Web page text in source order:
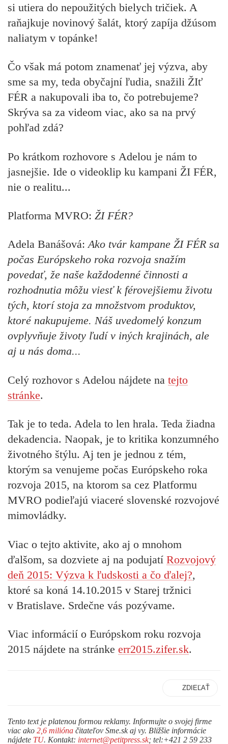
si utiera do nepoužitých bielych tričiek. A
raňajkuje novinový šalát, ktorý zapíja džúsom
naliatym v topánke!
Čo však má potom znamenať jej výzva, aby
sme sa my, teda obyčajní ľudia, snažili ŽIť
FÉR a nakupovali iba to, čo potrebujeme?
Skrýva sa za videom viac, ako sa na prvý
pohľad zdá?
Po krátkom rozhovore s Adelou je nám to
jasnejšie. Ide o videoklip ku kampani ŽI FÉR,
nie o realitu...
Platforma MVRO: ŽI FÉR?
Adela Banášová: Ako tvár kampane ŽI FÉR sa
počas Európskeho roka rozvoja snažím
povedať, že naše každodenné činnosti a
rozhodnutia môžu viesť k férovejšiemu životu
tých, ktorí stoja za množstvom produktov,
ktoré nakupujeme. Náš uvedomelý konzum
ovplyvňuje životy ľudí v iných krajinách, ale
aj u nás doma...
Celý rozhovor s Adelou nájdete na tejto
stránke.
Tak je to teda. Adela to len hrala. Teda žiadna
dekadencia. Naopak, je to kritika konzumného
životného štýlu. Aj ten je jednou z tém,
ktorým sa venujeme počas Európskeho roka
rozvoja 2015, na ktorom sa cez Platformu
MVRO podieľajú viaceré slovenské rozvojové
mimovládky.
Viac o tejto aktivite, ako aj o mnohom
ďalšom, sa dozviete aj na podujatí Rozvojový
deň 2015: Výzva k ľudskosti a čo ďalej?,
ktoré sa koná 14.10.2015 v Starej tržnici
v Bratislave. Srdečne vás pozývame.
Viac informácií o Európskom roku rozvoja
2015 nájdete na stránke err2015.zifer.sk.
ZDIEĽAŤ
Tento text je platenou formou reklamy. Informujte o svojej firme
viac ako 2,6 milióna čitateľov Sme.sk aj vy. Bližšie informácie
nájdete TU. Kontakt: internet@petitpress.sk; tel:+421 2 59 233